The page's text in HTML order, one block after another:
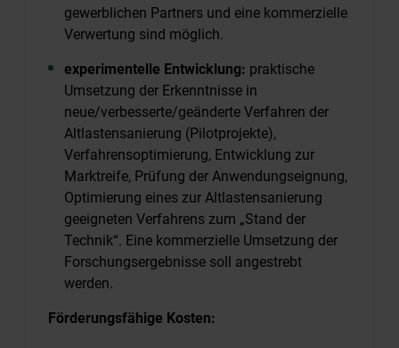
gewerblichen Partners und eine kommerzielle
Verwertung sind möglich.
experimentelle Entwicklung: praktische
Umsetzung der Erkenntnisse in
neue/verbesserte/geänderte Verfahren der
Altlastensanierung (Pilotprojekte),
Verfahrensoptimierung, Entwicklung zur
Marktreife, Prüfung der Anwendungseignung,
Optimierung eines zur Altlastensanierung
geeigneten Verfahrens zum „Stand der
Technik“. Eine kommerzielle Umsetzung der
Forschungsergebnisse soll angestrebt
werden.
Förderungsfähige Kosten: